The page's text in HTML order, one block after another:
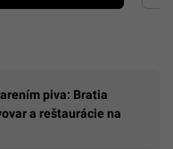
piva: Bratia
a reštaurácie na